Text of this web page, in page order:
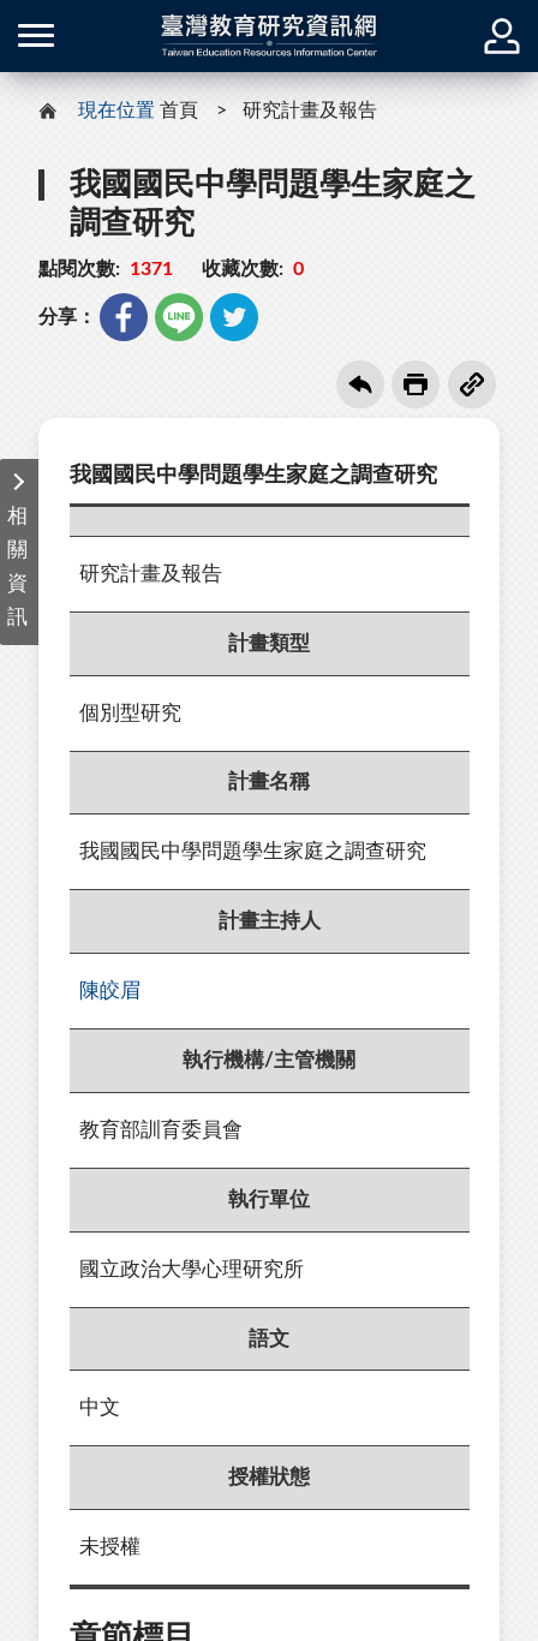
現在位置 首頁 研究計畫及報告
我國國民中學問題學生家庭之
調查研究
點閱次數: 1371 收藏次數: 0
分享：
相
關
資
訊
我國國民中學問題學生家庭之調查研究
研究計畫及報告
計畫類型
個別型研究
計畫名稱
我國國民中學問題學生家庭之調查研究
計畫主持人
陳皎眉
執行機構/主管機關
教育部訓育委員會
執行單位
國立政治大學心理研究所
語文
中文
授權狀態
未授權